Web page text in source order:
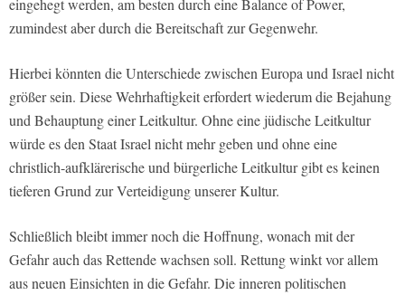
eingehegt werden, am besten durch eine Balance of Power,
zumindest aber durch die Bereitschaft zur Gegenwehr.
Hierbei könnten die Unterschiede zwischen Europa und Israel nicht
größer sein. Diese Wehrhaftigkeit erfordert wiederum die Bejahung
und Behauptung einer Leitkultur. Ohne eine jüdische Leitkultur
würde es den Staat Israel nicht mehr geben und ohne eine
christlich-aufklärerische und bürgerliche Leitkultur gibt es keinen
tieferen Grund zur Verteidigung unserer Kultur.
Schließlich bleibt immer noch die Hoffnung, wonach mit der
Gefahr auch das Rettende wachsen soll. Rettung winkt vor allem
aus neuen Einsichten in die Gefahr. Die inneren politischen